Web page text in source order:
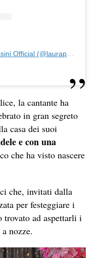
(@laurapausini)
la cantante ha
in gran segreto
casa dei suoi
e con una
che ha visto nascere
che, invitati dalla
per festeggiare i
trovato ad aspettarli i
nozze.